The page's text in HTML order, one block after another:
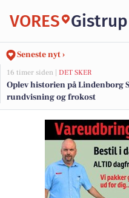
VORES Gistrup
Seneste nyt ›
16 timer siden | DET SKER
Oplev historien på Lindenborg
rundvisning og frokost